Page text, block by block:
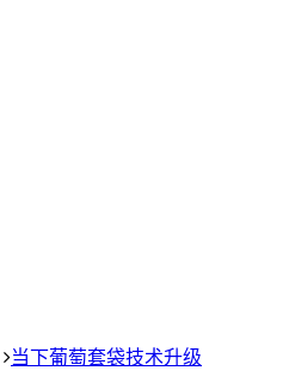
当下葡萄套袋技术升级